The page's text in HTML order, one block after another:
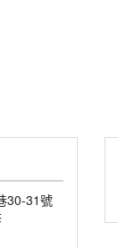
30-31號